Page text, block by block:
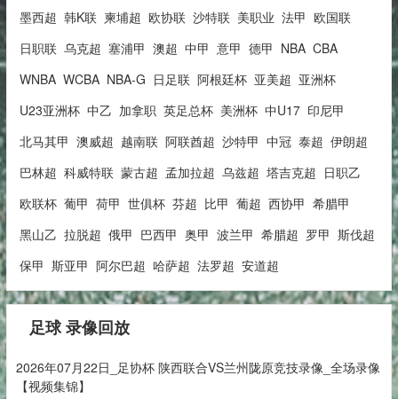
墨西超 韩K联 柬埔超 欧协联 沙特联 美职业 法甲 欧国联
日职联 乌克超 塞浦甲 澳超 中甲 意甲 德甲 NBA CBA
WNBA WCBA NBA-G 日足联 阿根廷杯 亚美超 亚洲杯
U23亚洲杯 中乙 加拿职 英足总杯 美洲杯 中U17 印尼甲
北马其甲 澳威超 越南联 阿联酋超 沙特甲 中冠 泰超 伊朗超
巴林超 科威特联 蒙古超 孟加拉超 乌兹超 塔吉克超 日职乙
欧联杯 葡甲 荷甲 世俱杯 芬超 比甲 葡超 西协甲 希腊甲
黑山乙 拉脱超 俄甲 巴西甲 奥甲 波兰甲 希腊超 罗甲 斯伐超
保甲 斯亚甲 阿尔巴超 哈萨超 法罗超 安道超
足球 录像回放
2026年07月22日_足协杯 陕西联合VS兰州陇原竞技录像_全场录像
【视频集锦】